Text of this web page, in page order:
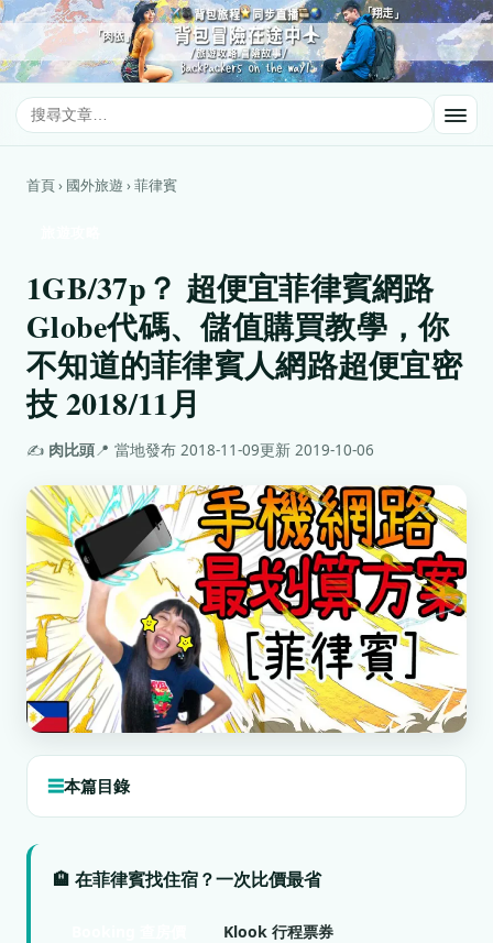
首頁 › 國外旅遊 › 菲律賓
1GB/37p？ 超便宜菲律賓網路
Globe代碼、儲值購買教學，你
不知道的菲律賓人網路超便宜密
技 2018/11月
✍️ 肉比頭📍 當地發布 2018-11-09更新 2019-10-06
本篇目錄
🏨 在菲律賓找住宿？一次比價最省
Klook 行程票券